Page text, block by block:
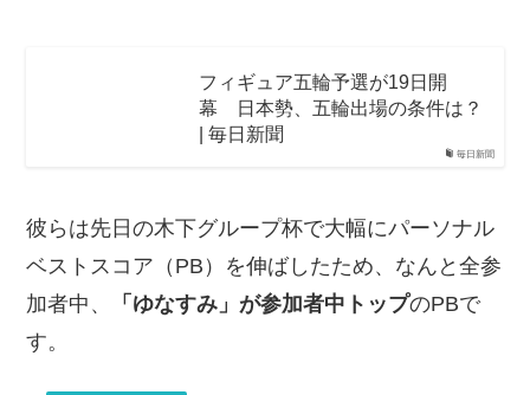
毎日新聞
フィギュア五輪予選が19日開
幕 日本勢、五輪出場の条件は？
| 毎日新聞
彼らは先日の木下グループ杯で大幅にパーソナル
ベストスコア（PB）を伸ばしたため、なんと全参
加者中、
「ゆなすみ」が参加者中トップのPBで
す。